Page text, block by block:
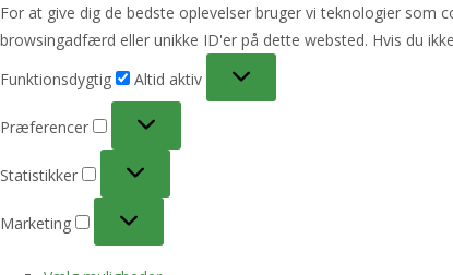
For at give dig de bedste oplevelser bruger vi teknologier som
browsingadfærd eller unikke ID'er på dette websted. Hvis du
Funktionsdygtig
Funktionsdygtig
Altid aktiv
Præferencer
Præferencer
Statistikker
Statistikker
Marketing
Marketing